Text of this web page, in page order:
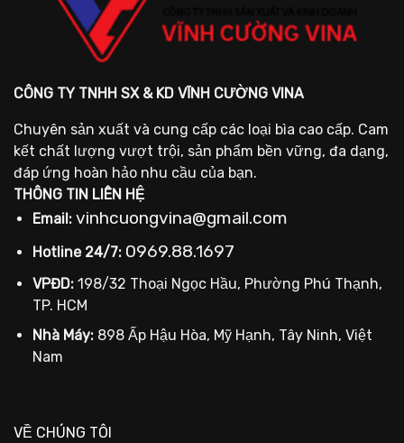
CÔNG TY TNHH SX & KD VĨNH CƯỜNG VINA
Chuyên sản xuất và cung cấp các loại bìa cao cấp. Cam
kết chất lượng vượt trội, sản phẩm bền vững, đa dạng,
đáp ứng hoàn hảo nhu cầu của bạn.
THÔNG TIN LIÊN HỆ
Email: vinhcuongvina@gmail.com
Hotline 24/7: 0969.88.1697
VPĐD: 198/32 Thoại Ngọc Hầu, Phường Phú Thạnh,
TP. HCM
Nhà Máy: 898 Ấp Hậu Hòa, Mỹ Hạnh, Tây Ninh, Việt
Nam
VỀ CHÚNG TÔI